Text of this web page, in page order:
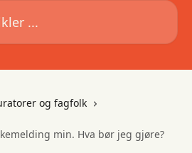
og fagfolk
min. Hva bør jeg gjøre?